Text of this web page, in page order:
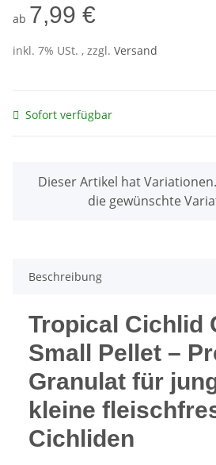
ab 7,99 €
inkl. 7% USt. , zzgl. Versand
Sofort verfügbar
Dieser Artikel hat
die gewünschte
Beschreibung
Tropical Cichlid
Small Pellet –
Granulat für
kleine
Cichliden